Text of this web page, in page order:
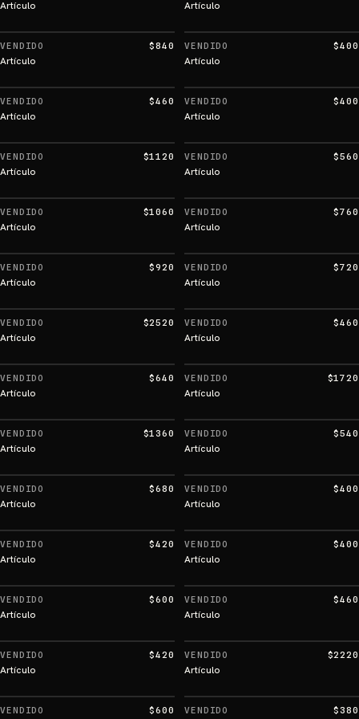
Artículo Artículo
VENDIDO $840
Artículo
VENDIDO $400
Artículo
VENDIDO $460
Artículo
VENDIDO $400
Artículo
VENDIDO $1120
Artículo
VENDIDO $560
Artículo
VENDIDO $1060
Artículo
VENDIDO $760
Artículo
VENDIDO $920
Artículo
VENDIDO $720
Artículo
VENDIDO $2520
Artículo
VENDIDO $460
Artículo
VENDIDO $640
Artículo
VENDIDO $1720
Artículo
VENDIDO $1360
Artículo
VENDIDO $540
Artículo
VENDIDO $680
Artículo
VENDIDO $400
Artículo
VENDIDO $420
Artículo
VENDIDO $400
Artículo
VENDIDO $600
Artículo
VENDIDO $460
Artículo
VENDIDO $420
Artículo
VENDIDO $2220
Artículo
VENDIDO $600 VENDIDO $380